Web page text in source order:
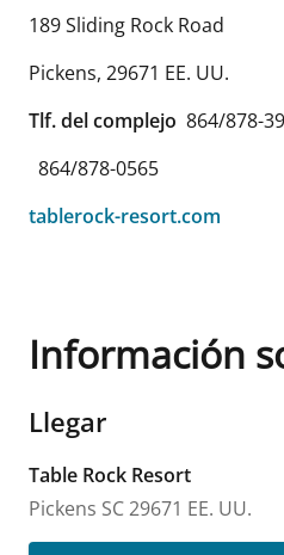
189 Sliding Rock Road
Pickens, 29671 EE. UU.
Tlf. del complejo 864/878-
864/878-0565
tablerock-resort.com
Información
Llegar
Table Rock Resort
Pickens SC29671 EE. UU.